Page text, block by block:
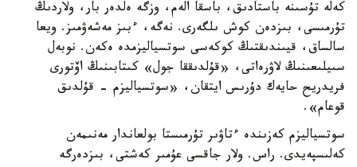
كەلە تۇسىنە باستادىق، باسقا الەم، وزگە ەلدەر بار، ولاردىڭ
تۇرمىسى، بىزدەن كوش ىلگەرى. نەگە، ءبىز مەشەۋمىز. ويعا
سالساق، قيىندىقتىڭ كوكەسى سوتسياليزمدە ەكەن. نوبەل
سىيلىعىنىڭ لاۋرەاتى، «قۇلدىققا جول» كىتابىنىڭ اۆتورى
فريدريح حايەك دۇرىس ايتقان، «سوتسياليزم - قۇلدىق
قوعام».
سوتسياليزم كەزىندە ءتاۋىر تۇرمىستا بولعاندار مەنىمەن
كەلىسپەيدى. راس. ولار جاقسى عۇمىر كەشتى، بىزدەرگە